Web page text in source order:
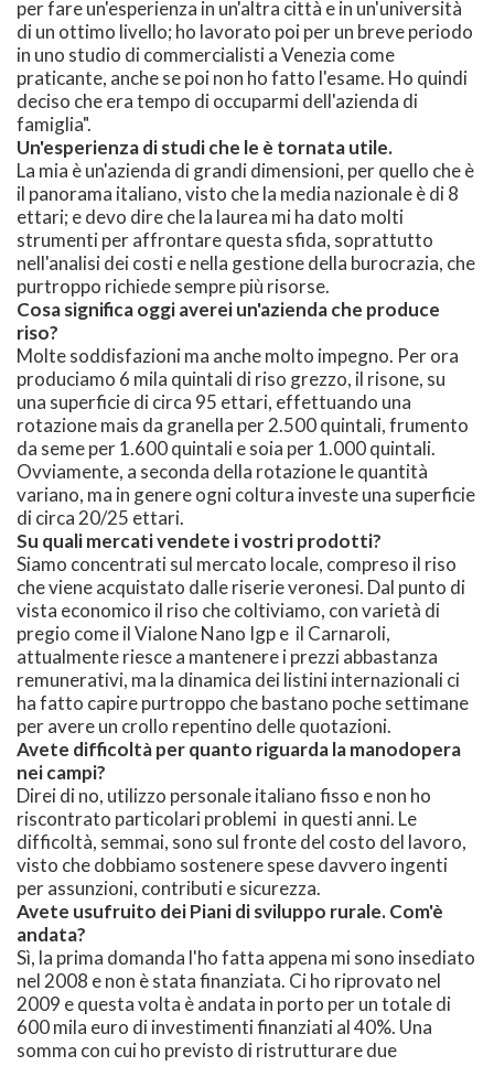
per fare un'esperienza in un'altra città e in un'università
di un ottimo livello; ho lavorato poi per un breve periodo
in uno studio di commercialisti a Venezia come
praticante, anche se poi non ho fatto l'esame. Ho quindi
deciso che era tempo di occuparmi dell'azienda di
famiglia".
Un'esperienza di studi che le è tornata utile.
La mia è un'azienda di grandi dimensioni, per quello che è
il panorama italiano, visto che la media nazionale è di 8
ettari; e devo dire che la laurea mi ha dato molti
strumenti per affrontare questa sfida, soprattutto
nell'analisi dei costi e nella gestione della burocrazia, che
purtroppo richiede sempre più risorse.
Cosa significa oggi averei un'azienda che produce
riso?
Molte soddisfazioni ma anche molto impegno. Per ora
produciamo 6 mila quintali di riso grezzo, il risone, su
una superficie di circa 95 ettari, effettuando una
rotazione mais da granella per 2.500 quintali, frumento
da seme per 1.600 quintali e soia per 1.000 quintali.
Ovviamente, a seconda della rotazione le quantità
variano, ma in genere ogni coltura investe una superficie
di circa 20/25 ettari.
Su quali mercati vendete i vostri prodotti?
Siamo concentrati sul mercato locale, compreso il riso
che viene acquistato dalle riserie veronesi. Dal punto di
vista economico il riso che coltiviamo, con varietà di
pregio come il Vialone Nano Igp e il Carnaroli,
attualmente riesce a mantenere i prezzi abbastanza
remunerativi, ma la dinamica dei listini internazionali ci
ha fatto capire purtroppo che bastano poche settimane
per avere un crollo repentino delle quotazioni.
Avete difficoltà per quanto riguarda la manodopera
nei campi?
Direi di no, utilizzo personale italiano fisso e non ho
riscontrato particolari problemi in questi anni. Le
difficoltà, semmai, sono sul fronte del costo del lavoro,
visto che dobbiamo sostenere spese davvero ingenti
per assunzioni, contributi e sicurezza.
Avete usufruito dei Piani di sviluppo rurale. Com'è
andata?
Sì, la prima domanda l'ho fatta appena mi sono insediato
nel 2008 e non è stata finanziata. Ci ho riprovato nel
2009 e questa volta è andata in porto per un totale di
600 mila euro di investimenti finanziati al 40%. Una
somma con cui ho previsto di ristrutturare due